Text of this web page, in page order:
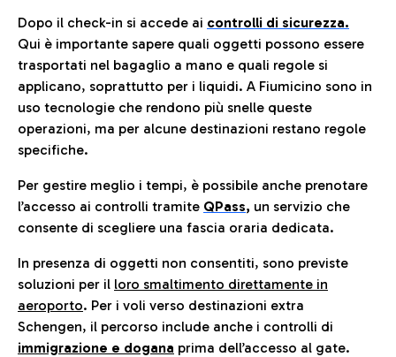
Dopo il check-in si accede ai controlli di sicurezza.
Qui è importante sapere quali oggetti possono essere
trasportati nel bagaglio a mano e quali regole si
applicano, soprattutto per i liquidi. A Fiumicino sono in
uso tecnologie che rendono più snelle queste
operazioni, ma per alcune destinazioni restano regole
specifiche.
Per gestire meglio i tempi, è possibile anche prenotare
l’accesso ai controlli tramite QPass, un servizio che
consente di scegliere una fascia oraria dedicata.
In presenza di oggetti non consentiti, sono previste
soluzioni per il loro smaltimento direttamente in
aeroporto. Per i voli verso destinazioni extra
Schengen, il percorso include anche i controlli di
immigrazione e dogana prima dell’accesso al gate.